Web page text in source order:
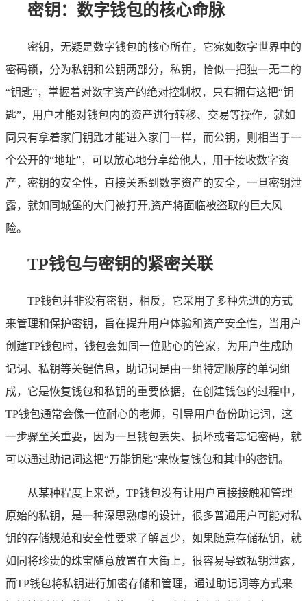
密钥：数字钱包的核心命脉
密钥，无疑是数字钱包的核心所在，它宛如数字世界中的
密码锁，分为私钥和公钥两部分，私钥，恰似一把独一无二的
“钥匙”，掌握着对数字资产的绝对控制权，只有拥有这把“钥
匙”，用户才能对钱包内的资产进行转移、交易等操作，就如
同只有拿着家门钥匙才能进入家门一样，而公钥，则相当于一
个公开的“地址”，可以放心地分享给他人，用于接收数字资
产，密钥的安全性，直接关系到数字资产的安全，一旦密钥泄
露，就如同城堡的大门被打开,资产将面临被盗取的巨大风
险。
TP钱包与密钥的紧密关联
TP钱包并非没有密钥，相反，它采用了多种先进的方式
来管理和保护密钥，旨在提升用户体验和资产安全性，当用户
创建TP钱包时，钱包会如同一位贴心的管家，为用户生成助
记词、私钥等关键信息，助记词是由一组特定顺序的单词组
成，它是恢复钱包和私钥的重要依据，在创建钱包的过程中，
TP钱包通常会像一位耐心的老师，引导用户备份助记词，这
一步骤至关重要，因为一旦钱包丢失、损坏或者忘记密码，就
可以通过助记词这把“万能钥匙”来恢复钱包和其中的密钥。
从某种程度上来说，TP钱包没有让用户直接接触和管理
原始的私钥，是一种深思熟虑的设计，很多普通用户可能对私
钥的存储规范和安全性要求了解甚少，如果随意存储私钥，就
如同将珍贵的珠宝随意放置在大街上，很容易导致私钥泄露，
而TP钱包将私钥进行加密存储和管理，通过助记词等方式来